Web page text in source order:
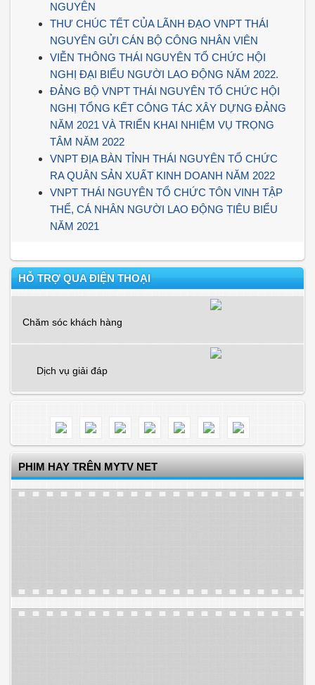
NGUYÊN
THƯ CHÚC TẾT CỦA LÃNH ĐẠO VNPT THÁI
NGUYÊN GỬI CÁN BỘ CÔNG NHÂN VIÊN
VIỄN THÔNG THÁI NGUYÊN TỔ CHỨC HỘI
NGHỊ ĐẠI BIỂU NGƯỜI LAO ĐỘNG NĂM 2022.
ĐẢNG BỘ VNPT THÁI NGUYÊN TỔ CHỨC HỘI
NGHỊ TỔNG KẾT CÔNG TÁC XÂY DỰNG ĐẢNG
NĂM 2021 VÀ TRIỂN KHAI NHIỆM VỤ TRỌNG
TÂM NĂM 2022
VNPT ĐỊA BÀN TỈNH THÁI NGUYÊN TỔ CHỨC
RA QUÂN SẢN XUẤT KINH DOANH NĂM 2022
VNPT THÁI NGUYÊN TỔ CHỨC TÔN VINH TẬP
THỂ, CÁ NHÂN NGƯỜI LAO ĐỘNG TIÊU BIỂU
NĂM 2021
HỖ TRỢ QUA ĐIỆN THOẠI
Chăm sóc khách hàng
Dịch vụ giải đáp
PHIM HAY TRÊN MYTV NET